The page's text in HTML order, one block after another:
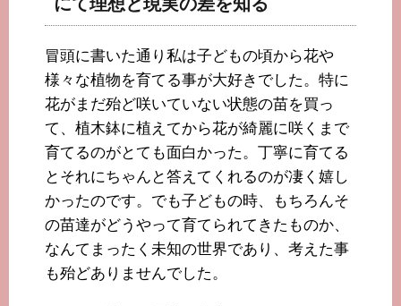
冒頭に書いた通り私は子どもの頃から花や
様々な植物を育てる事が大好きでした。特に
花がまだ殆ど咲いていない状態の苗を買っ
て、植木鉢に植えてから花が綺麗に咲くまで
育てるのがとても面白かった。丁寧に育てる
とそれにちゃんと答えてくれるのが凄く嬉し
かったのです。でも子どもの時、もちろんそ
の苗達がどうやって育てられてきたものか、
なんてまったく未知の世界であり、考えた事
も殆どありませんでした。